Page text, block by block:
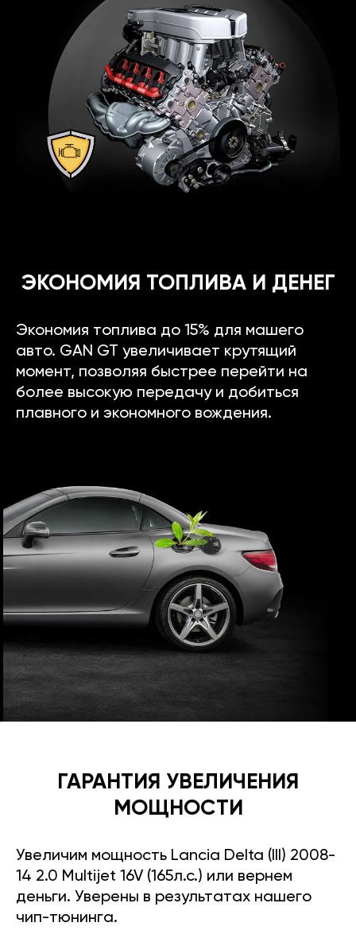
ЭКОНОМИЯ ТОПЛИВА И ДЕНЕГ
Экономия топлива до 15% для машего
авто. GAN GT увеличивает крутящий
момент, позволяя быстрее перейти на
более высокую передачу и добиться
плавного и экономного вождения.
ГАРАНТИЯ УВЕЛИЧЕНИЯ
МОЩНОСТИ
Увеличим мощность Lancia Delta (III) 2008-
14 2.0 Multijet 16V (165л.с.) или вернем
деньги. Уверены в результатах нашего
чип-тюнинга.